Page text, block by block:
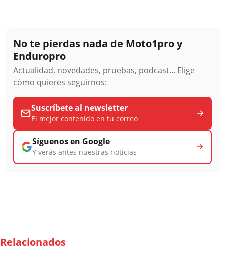
No te pierdas nada de Moto1pro y
Enduropro
Actualidad, novedades, pruebas, podcast... Elige
cómo quieres seguirnos:
Suscríbete al newsletter
El mejor contenido en tu correo
Síguenos en Google
Y verás antes nuestras noticias
Relacionados